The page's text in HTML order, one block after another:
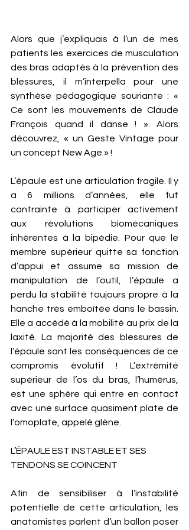
Alors que j’expliquais à l’un de mes
patients les exercices de musculation
des bras adaptés à la prévention des
blessures, il m’interpella pour une
synthèse pédagogique souriante : «
Ce sont les mouvements de Claude
François quand il danse ! ». Alors
découvrez, « un Geste Vintage pour
un concept New Age » !
L’épaule est une articulation fragile. Il y
a 6 millions d’années, elle fut
contrainte à participer activement
aux révolutions biomécaniques
inhérentes à la bipédie. Pour que le
membre supérieur quitte sa fonction
d’appui et assume sa mission de
manipulation de l’outil, l’épaule a
perdu la stabilité toujours propre à la
hanche très emboîtée dans le bassin.
Elle a accédé à la mobilité au prix de la
laxité. La majorité des blessures de
l’épaule sont les conséquences de ce
compromis évolutif ! L’extrémité
supérieur de l’os du bras, l’humérus,
est une sphère qui entre en contact
avec une surface quasiment plate de
l’omoplate, appelé glène.
L’ÉPAULE EST INSTABLE ET SES
TENDONS SE COINCENT
Afin de sensibiliser à l’instabilité
potentielle de cette articulation, les
anatomistes parlent d’un ballon poser